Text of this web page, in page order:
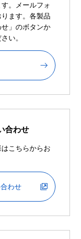
。メールフォ
ます。各製品
」のボタンか
い。
合わせ
こちらからお
わせ